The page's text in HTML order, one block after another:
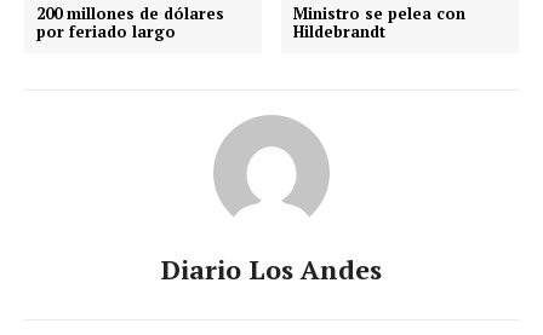
200 millones de dólares
por feriado largo
Ministro se pelea con
Hildebrandt
Diario Los Andes